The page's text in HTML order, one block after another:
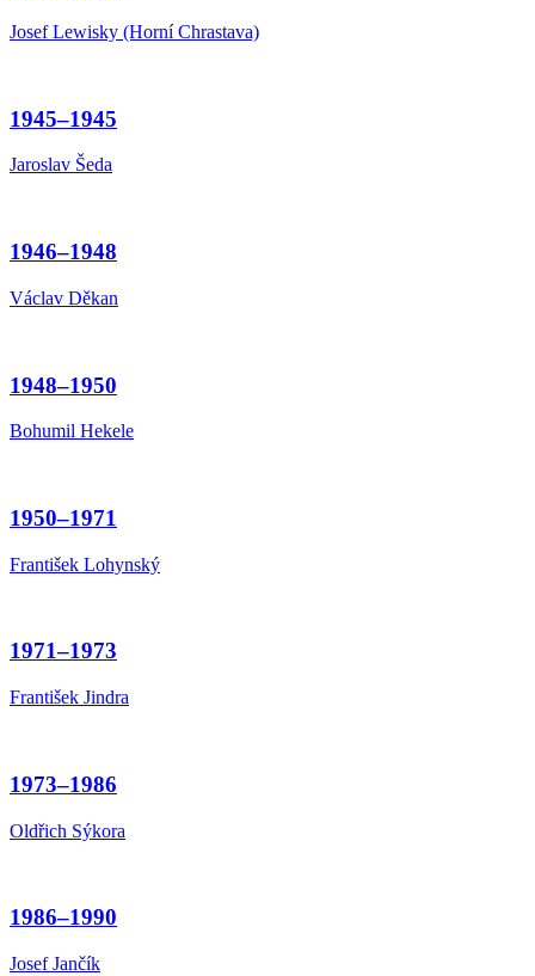
Josef Lewisky (Horní Chrastava)
1945–1945
Jaroslav Šeda
1946–1948
Václav Děkan
1948–1950
Bohumil Hekele
1950–1971
František Lohynský
1971–1973
František Jindra
1973–1986
Oldřich Sýkora
1986–1990
Josef Jančík